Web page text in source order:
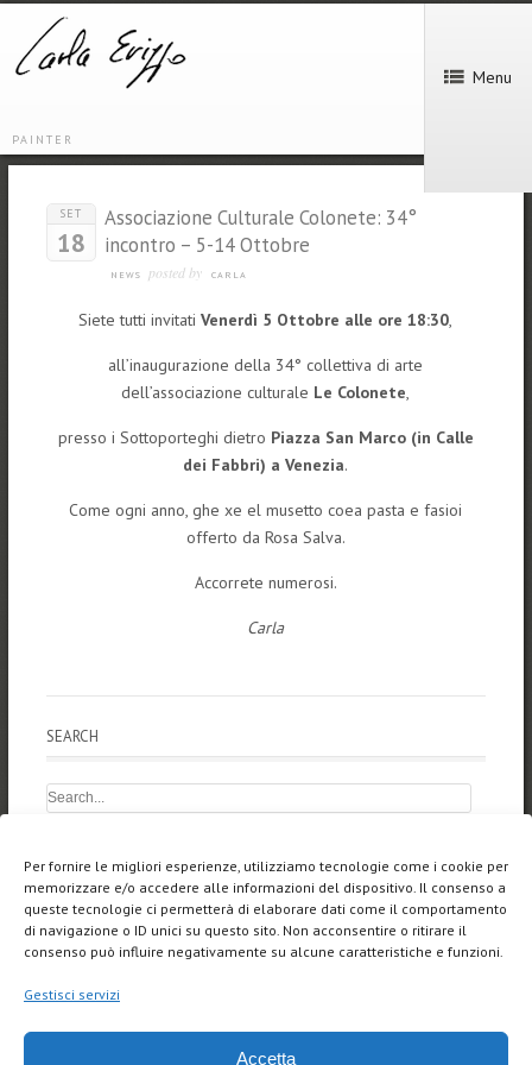
Per fornire le migliori esperienze, utilizziamo tecnologie come i cookie per
memorizzare e/o accedere alle informazioni del dispositivo. Il consenso a
queste tecnologie ci permetterà di elaborare dati come il comportamento
di navigazione o ID unici su questo sito. Non acconsentire o ritirare il
consenso può influire negativamente su alcune caratteristiche e funzioni.
Gestisci servizi
Accetta
PAINTER
Menu
SET
18
Associazione Culturale Colonete: 34°
incontro – 5-14 Ottobre
NEWS posted by CARLA
Siete tutti invitatiVenerdì 5 Ottobre alle ore 18:30,
all’inaugurazione della 34° collettiva di arte
dell’associazione culturale Le Colonete,
presso i Sottoporteghi dietro Piazza San Marco (in Calle
dei Fabbri) a Venezia.
Come ogni anno, ghe xe el musetto coea pasta e fasioi
offerto da Rosa Salva.
Accorrete numerosi.
Carla
SEARCH
ARTNIGHT 2025
Silenzi, articolo di Francesca Brandes